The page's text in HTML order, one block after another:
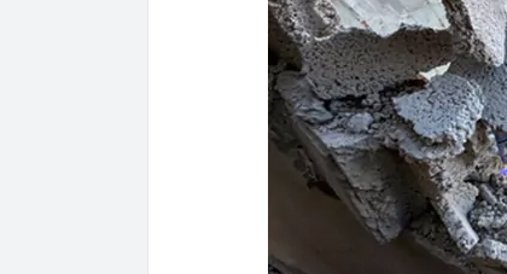
tiết lộ bí
14:33
Nữ cán
thời sinh
14:23
Phát
10 lần
trọng
14:23
Mặt cỏ
khi được
14:21
Ngày 7/